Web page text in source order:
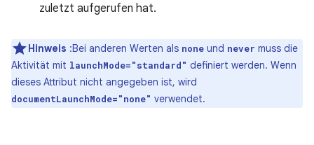
zuletzt aufgerufen hat.
Hinweis :Bei anderen Werten als none und never muss die
Aktivität mit launchMode="standard" definiert werden. Wenn
dieses Attribut nicht angegeben ist, wird
documentLaunchMode="none" verwendet.